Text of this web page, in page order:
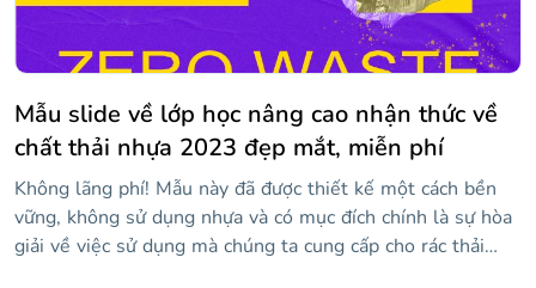
Mẫu slide về lớp học nâng cao nhận thức về
chất thải nhựa 2023 đẹp mắt, miễn phí
Không lãng phí! Mẫu này đã được thiết kế một cách bền
vững, không sử dụng nhựa và có mục đích chính là sự hòa
giải về việc sử dụng mà chúng ta cung cấp cho rác thải